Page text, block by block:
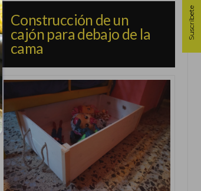
Construcción de un
cajón para debajo de la
cama
Suscríbete